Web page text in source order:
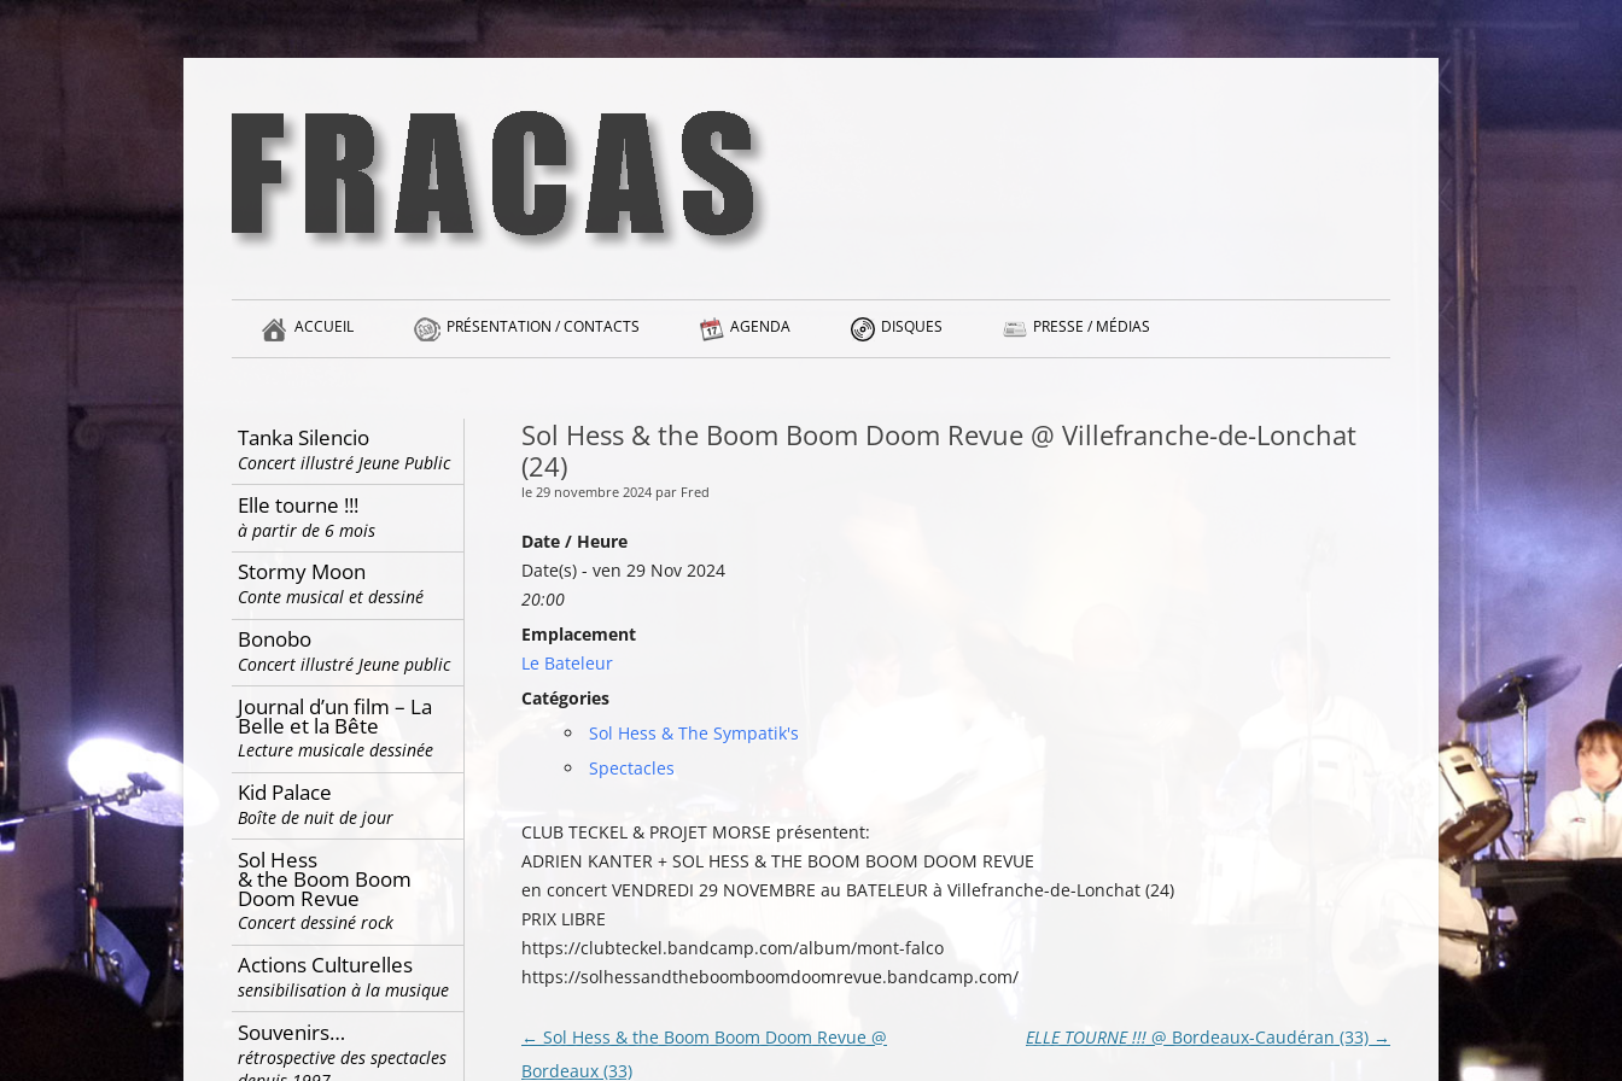
Aller
Fracas
ACCUEIL PRÉSENTATION / CONTACTS AGENDA DISQUES PRESSE / MÉDIAS
Sol Hess & the Boom Boom Doom Revue @ Villefranche-de-Lonchat
(24)
le 29 novembre 2024 par Fred
Date / Heure
Date(s) - ven 29 Nov 2024
20:00
Emplacement
Le Bateleur
Catégories
Sol Hess & The Sympatik's
Spectacles
CLUB TECKEL & PROJET MORSE présentent:
ADRIEN KANTER + SOL HESS & THE BOOM BOOM DOOM REVUE
en concert VENDREDI 29 NOVEMBRE au BATELEUR à Villefranche-de-Lonchat (24)
PRIX LIBRE
https://clubteckel.bandcamp.com/album/mont-falco
https://solhessandtheboomboomdoomrevue.bandcamp.com/
Navigation
des
← Sol Hess & the Boom Boom Doom Revue @
Bordeaux (33)
ELLE TOURNE !!! @ Bordeaux-Caudéran (33) →
Tanka Silencio
Concert illustré Jeune Public
Elle tourne !!!
à partir de 6 mois
Stormy Moon
Conte musical et dessiné
Bonobo
Concert illustré Jeune public
Journal d’un film – La
Belle et la Bête
Lecture musicale dessinée
Kid Palace
Boîte de nuit de jour
Sol Hess
& the Boom Boom
Doom Revue
Concert dessiné rock
Actions Culturelles
sensibilisation à la musique
Souvenirs…
rétrospective des spectacles